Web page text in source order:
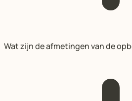
Wat zijn de afmetingen van de